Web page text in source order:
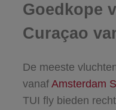
Goedkope
Curaçao
De meeste
vanaf Amsterdam
TUI fly bieden